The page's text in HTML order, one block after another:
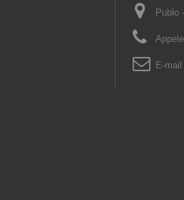
Publo
E-mail